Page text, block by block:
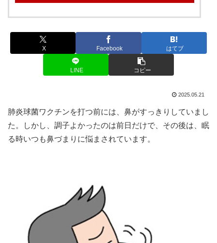
X Facebook はてブ
LINE コピー
2025.05.21
肺炎球菌ワクチンを打つ前には、鼻がすっきりしていまし
た。しかし、調子よかったのは前日だけで、その後は、眠
る時いつも鼻づまりに悩まされています。